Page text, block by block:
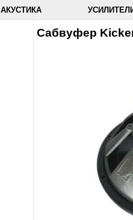
АКУСТИКА
Сабвуфер